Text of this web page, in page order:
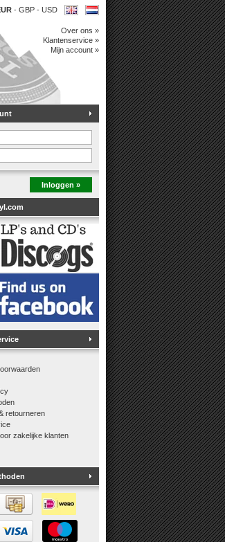
- GBP - USD
Over ons »
Klantenservice »
Mijn account »
Inloggen »
retourneren
zakelijke klanten